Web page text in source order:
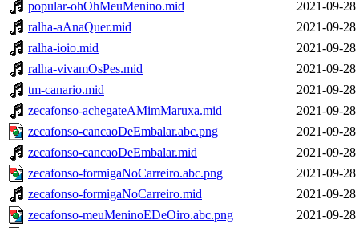
popular-ohOhMeuMenino.mid
2021-09-28
ralha-aAnaQuer.mid
2021-09-28
ralha-ioio.mid
2021-09-28
ralha-vivamOsPes.mid
2021-09-28
tm-canario.mid
2021-09-28
zecafonso-achegateAMimMaruxa.mid
2021-09-28
zecafonso-cancaoDeEmbalar.abc.png
2021-09-28
zecafonso-cancaoDeEmbalar.mid
2021-09-28
zecafonso-formigaNoCarreiro.abc.png
2021-09-28
zecafonso-formigaNoCarreiro.mid
2021-09-28
zecafonso-meuMeninoEDeOiro.abc.png
2021-09-28